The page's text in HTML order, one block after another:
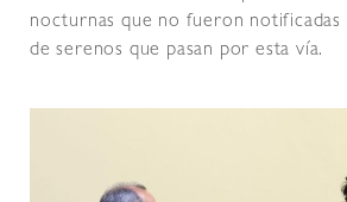
nocturnas que no fueron notificadas
de serenos que pasan por esta vía.